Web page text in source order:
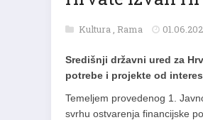
Kultura , Rama
Središnji državni ured za
potrebe i projekte od
Temeljem provedenog 1.
svrhu ostvarenja financijske